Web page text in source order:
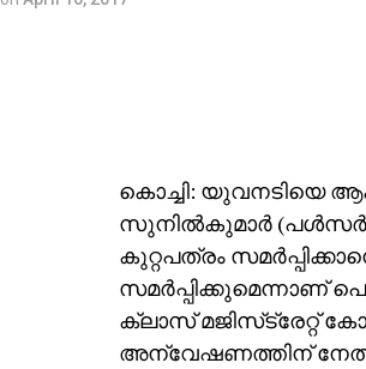
കൊച്ചി: യുവനടിയെ
സുനില്‍കുമാര്‍ (പള്‍സര്‍
കുറ്റപത്രം
സമര്‍പ്പിക്കുമെന്നാണ്
ക്ലാസ് മജിസ്‌ട്രേറ്റ്
അന്വേഷണത്തിന്